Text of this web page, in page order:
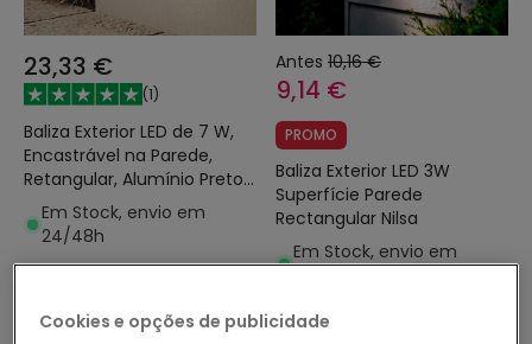
23,33 €
(1)
Baliza Exterior LED de 7 W,
Encastrável na Parede,
Retangular, Alumínio Preto,
Groult
Em Stock, envio em
24/48h
Antes 10,16 €
9,14 €
PROMO
Baliza Exterior LED 3W
Superfície Parede
Rectangular Nilsa
Em Stock, envio em
Cookies e opções de publicidade